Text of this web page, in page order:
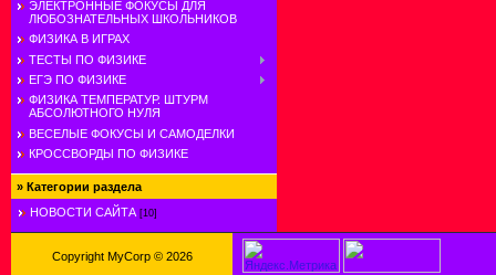
ЭЛЕКТРОННЫЕ ФОКУСЫ ДЛЯ
ЛЮБОЗНАТЕЛЬНЫХ ШКОЛЬНИКОВ
ФИЗИКА В ИГРАХ
ТЕСТЫ ПО ФИЗИКЕ
ЕГЭ ПО ФИЗИКЕ
ФИЗИКА ТЕМПЕРАТУР. ШТУРМ
АБСОЛЮТНОГО НУЛЯ
ВЕСЕЛЫЕ ФОКУСЫ И САМОДЕЛКИ
КРОССВОРДЫ ПО ФИЗИКЕ
» Категории раздела
НОВОСТИ САЙТА [10]
Copyright MyCorp © 2026